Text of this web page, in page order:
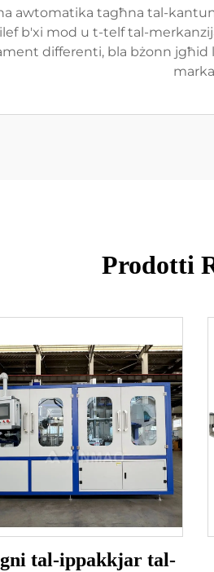
awtomatika tagħna tal-
b'xi mod u t-telf tal-
differenti, bla bżonn
Prodotti
tal-ippakkjar tal-